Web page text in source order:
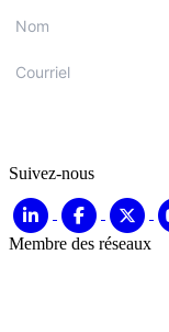
Suivez-nous
Membre des réseaux